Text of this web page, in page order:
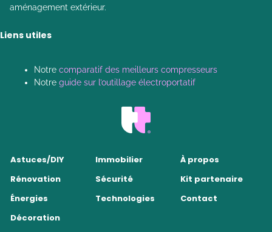
aménagement extérieur.
Liens utiles
Notre comparatif des meilleurs compresseurs
Notre guide sur l’outillage électroportatif
Astuces/DIY
Rénovation
Énergies
Décoration
Immobilier
Sécurité
Technologies
À propos
Kit partenaire
Contact